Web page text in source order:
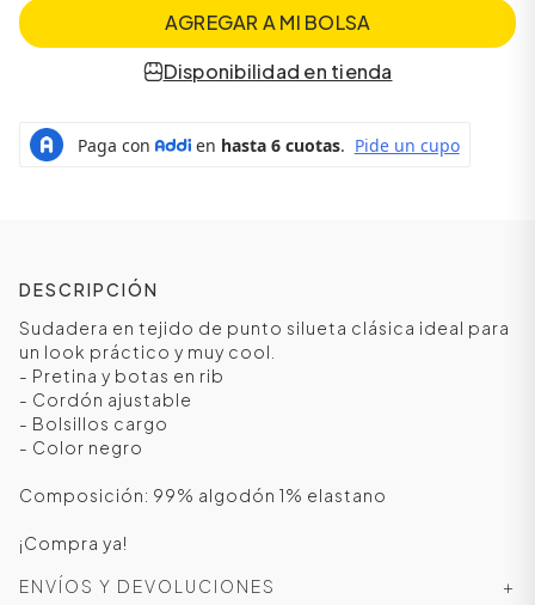
AGREGAR A MI BOLSA
Disponibilidad en tienda
DESCRIPCIÓN
Sudadera en tejido de punto silueta clásica ideal para
un look práctico y muy cool.
- Pretina y botas en rib
- Cordón ajustable
- Bolsillos cargo
- Color negro
Composición: 99% algodón 1% elastano
¡Compra ya!
ENVÍOS Y DEVOLUCIONES
+